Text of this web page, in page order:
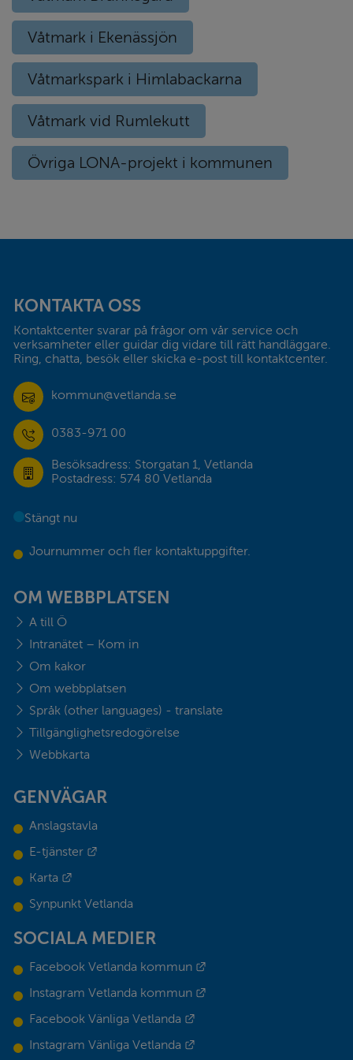
Våtmark i Ekenässjön
Våtmarkspark i Himlabackarna
Våtmark vid Rumlekutt
Övriga LONA-projekt i kommunen
KONTAKTA OSS
Kontaktcenter svarar på frågor om vår service och
verksamheter eller guidar dig vidare till rätt handläggare.
Ring, chatta, besök eller skicka e-post till kontaktcenter.
kommun@vetlanda.se
0383-971 00
Besöksadress: Storgatan 1, Vetlanda
Postadress: 574 80 Vetlanda
Stängt nu
Journummer och fler kontaktuppgifter.
OM WEBBPLATSEN
A till Ö
Intranätet – Kom in
Om kakor
Om webbplatsen
Språk (other languages) - translate
Tillgänglighetsredogörelse
Webbkarta
GENVÄGAR
Anslagstavla
E-tjänster
Karta
Synpunkt Vetlanda
SOCIALA MEDIER
Facebook Vetlanda kommun
Instagram Vetlanda kommun
Facebook Vänliga Vetlanda
Instagram Vänliga Vetlanda